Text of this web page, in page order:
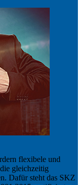
flexibele und
gleichzeitig
Dafür steht das SKZ